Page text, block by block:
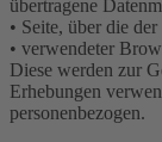
übertragene
• Seite, über die
• verwendeter
Diese werden zur
Erhebungen
personenbezogen.